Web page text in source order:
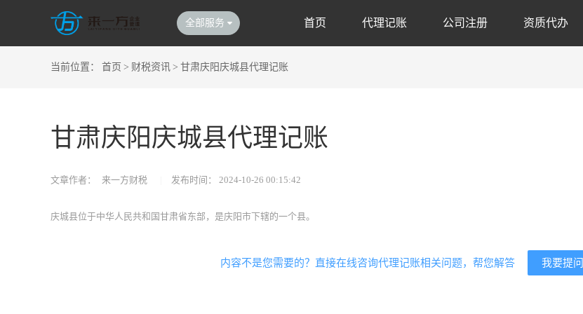
全部服务 首页 代理记账 公司注册 资质代办
当前位置： 首页 > 财税资讯 > 甘肃庆阳庆城县代理记账
甘肃庆阳庆城县代理记账
文章作者： 来一方财税 发布时间： 2024-10-26 00:15:42
庆城县位于中华人民共和国甘肃省东部，是庆阳市下辖的一个县。
我要提问
内容不是您需要的？直接在线咨询代理记账相关问题，帮您解答